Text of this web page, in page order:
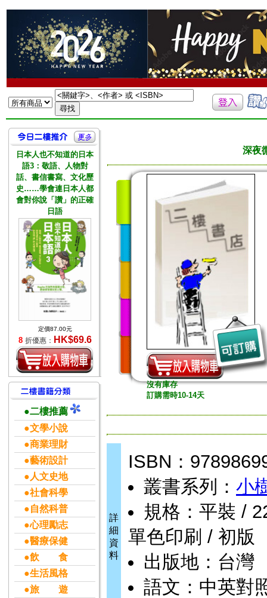
日本人也不知道的日本
語3：敬語、人物對
話、書信書寫、文化歷
史……學會連日本人都
會對你說「讚」的正確
日語
定價87.00元
8 折優惠： HK$69.6
●二樓推薦
●文學小說
●商業理財
●藝術設計
●人文史地
●社會科學
●自然科普
●心理勵志
●醫療保健
●飲 食
●生活風格
●旅 遊
深夜
沒有庫存
訂購需時10-14天
詳
細
資
料
ISBN：
叢書系列： 小
規格：平裝 /
單色印刷 / 初版
出版地：台灣
語文：中英對